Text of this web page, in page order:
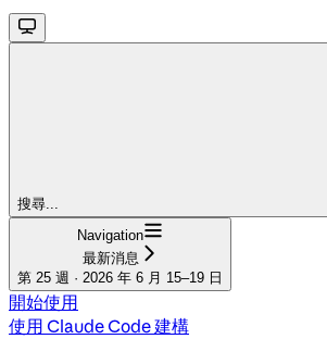
搜尋...
Navigation
最新消息
第 25 週 · 2026 年 6 月 15–19 日
開始使用
使用 Claude Code 建構